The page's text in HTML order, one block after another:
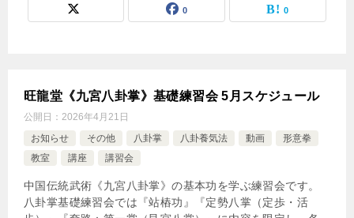
0 0
旺龍堂《九宮八卦掌》基礎練習会 5月スケジュール
公開日： 2026年4月21日
お知らせ
その他 八卦掌 八卦養気法 動画
形意拳
教室
講座 講習会
中国伝統武術《九宮八卦掌》の基本功を学ぶ練習会です。
八卦掌基礎練習会では『站樁功』『定勢八掌（定歩・活